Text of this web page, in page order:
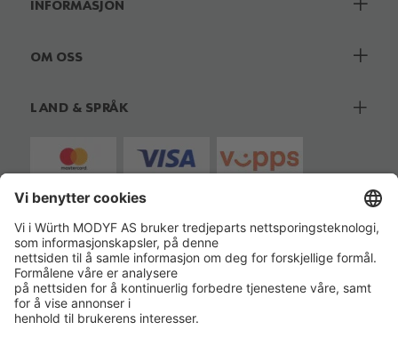
INFORMASJON
OM OSS
LAND & SPRÅK
ISO 14001